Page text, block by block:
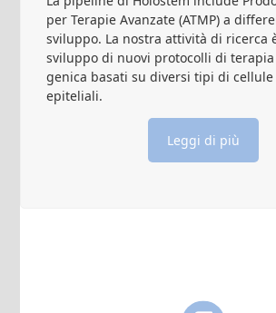
per Terapie Avanzate (ATMP) a
sviluppo. La nostra attività di ricerca
sviluppo di nuovi protocolli di
genica basati su diversi tipi di
epiteliali.
Leggi di più